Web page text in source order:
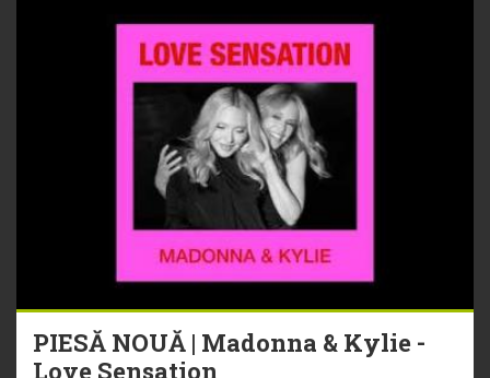
PIESĂ NOUĂ | Madonna & Kylie -
Love Sensation